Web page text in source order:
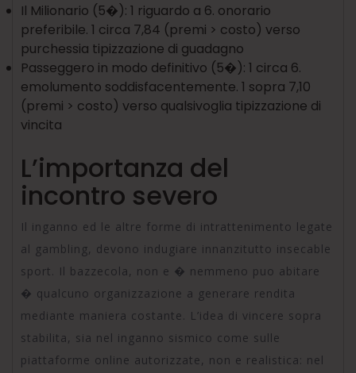
Il Milionario (5�): 1 riguardo a 6. onorario
preferibile. 1 circa 7,84 (premi > costo) verso
purchessia tipizzazione di guadagno
Passeggero in modo definitivo (5�): 1 circa 6.
emolumento soddisfacentemente. 1 sopra 7,10
(premi > costo) verso qualsivoglia tipizzazione di
vincita
L’importanza del
incontro severo
Il inganno ed le altre forme di intrattenimento legate
al gambling, devono indugiare innanzitutto insecable
sport. Il bazzecola, non e � nemmeno puo abitare
� qualcuno organizzazione a generare rendita
mediante maniera costante. L’idea di vincere sopra
stabilita, sia nel inganno sismico come sulle
piattaforme online autorizzate, non e realistica: nel